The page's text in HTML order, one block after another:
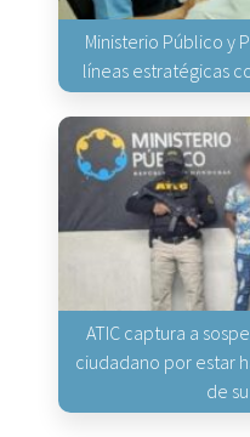
Ministerio Público y
líneas estratégicas
ATIC captura a
ciudadano por estar
de